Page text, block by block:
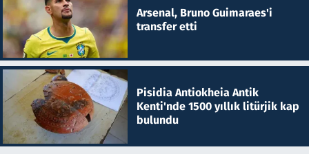
Arsenal, Bruno Guimaraes'i
transfer etti
Pisidia Antiokheia Antik
Kenti'nde 1500 yıllık litürjik kap
bulundu